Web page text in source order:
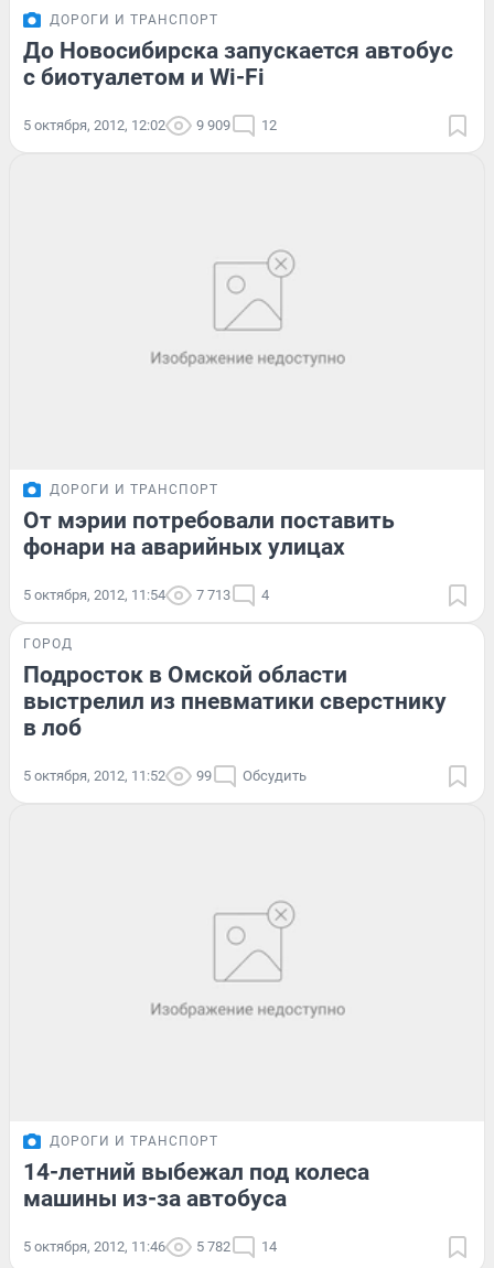
ДОРОГИ И ТРАНСПОРТ
До Новосибирска запускается автобус
с биотуалетом и Wi-Fi
5 октября, 2012, 12:02 9 909 12
ДОРОГИ И ТРАНСПОРТ
От мэрии потребовали поставить
фонари на аварийных улицах
5 октября, 2012, 11:54 7 713 4
ГОРОД
Подросток в Омской области
выстрелил из пневматики сверстнику
в лоб
5 октября, 2012, 11:52 99 Обсудить
ДОРОГИ И ТРАНСПОРТ
14-летний выбежал под колеса
машины из-за автобуса
5 октября, 2012, 11:46 5 782 14